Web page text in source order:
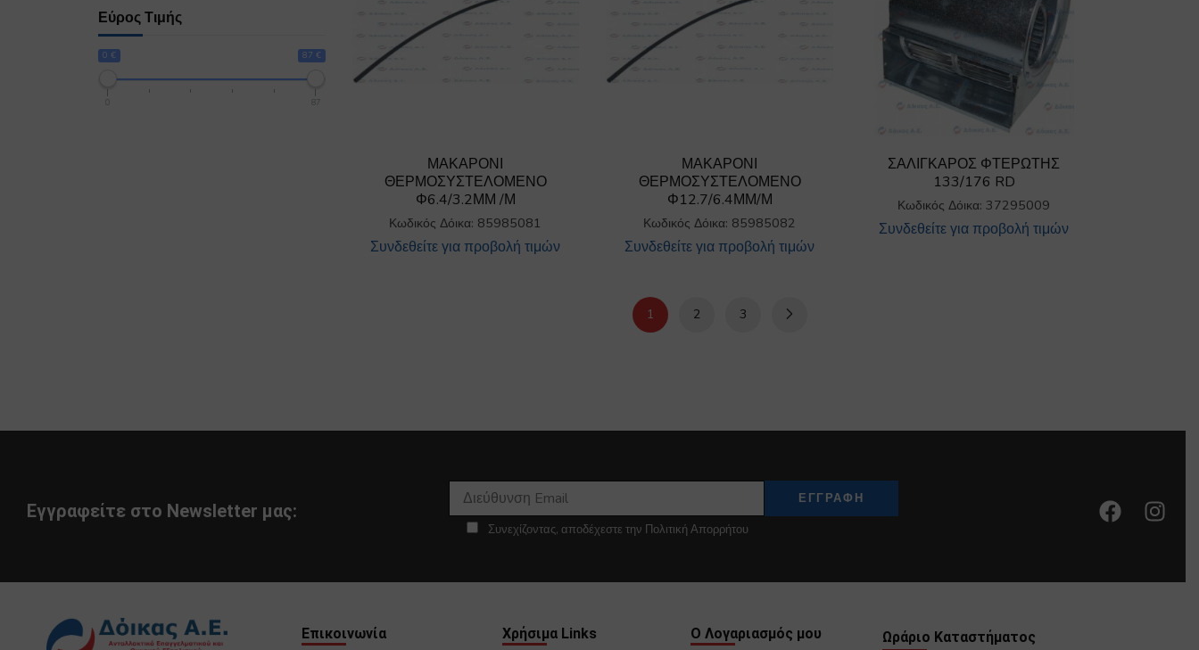
Εύρος Τιμής
0 € 87 €
87
ΜΑΚΑΡΟΝΙ
ΘΕΡΜΟΣΥΣΤΕΛΟΜΕΝΟ
Φ6.4/3.2ΜΜ /Μ
Κωδικός Δόικα: 85985081
Συνδεθείτε για προβολή τιμών
ΜΑΚΑΡΟΝΙ
ΘΕΡΜΟΣΥΣΤΕΛΟΜΕΝΟ
Φ12.7/6.4ΜΜ/Μ
Κωδικός Δόικα: 85985082
Συνδεθείτε για προβολή τιμών
ΣΑΛΙΓΚΑΡΟΣ ΦΤΕΡΩΤΗΣ
133/176 RD
Κωδικός Δόικα: 37295009
Συνδεθείτε για προβολή τιμών
1 2 3
Εγγραφείτε στο Newsletter μας:
Συνεχίζοντας, αποδέχεστε την Πολιτική Απορρήτου
Επικοινωνία Χρήσιμα Links Ο Λογαριασμός μου Ωράριο Καταστήματος